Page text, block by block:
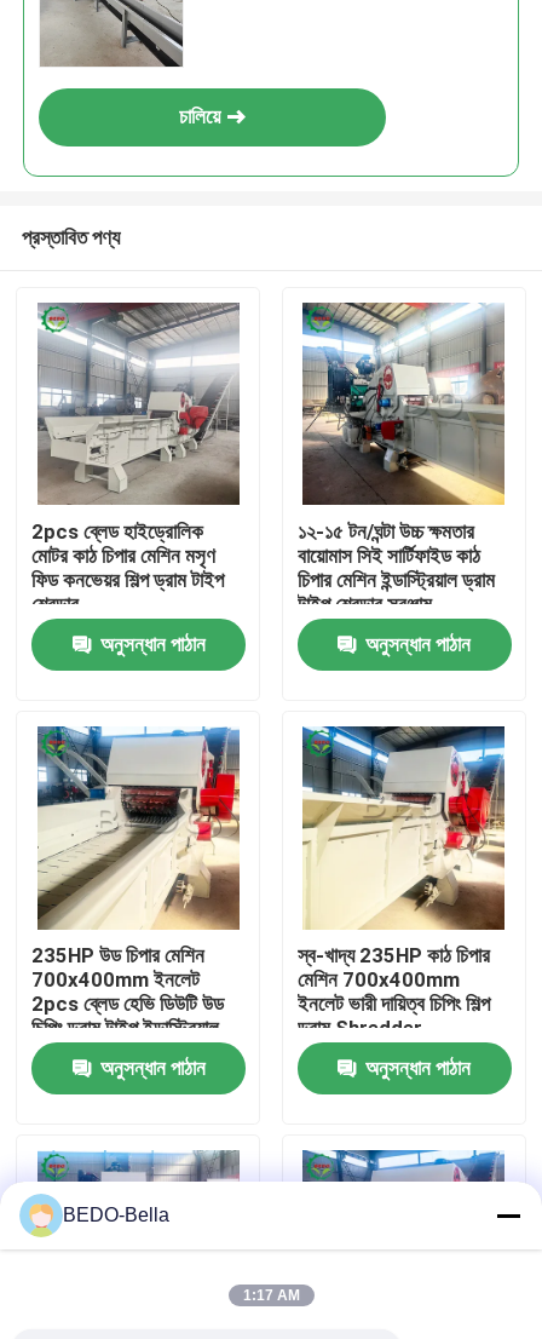
আমাদের সম্পর্কে
কারখানা ভ্রমণ
মান নিয়ন্ত্রণ
আমাদের সাথে যোগাযোগ
খবর
কাঠ চিপার মেশিন
কাঠ পেষণকারী মেশিন
চালিয়ে
প্রস্তাবিত পণ্য
2pcs ব্লেড হাইড্রোলিক
মোটর কাঠ চিপার মেশিন মসৃণ
ফিড কনভেয়র শিল্প ড্রাম টাইপ
শ্রেডার
অনুসন্ধান পাঠান
১২-১৫ টন/ঘন্টা উচ্চ ক্ষমতার
বায়োমাস সিই সার্টিফাইড কাঠ
চিপার মেশিন ইন্ডাস্ট্রিয়াল ড্রাম
টাইপ শ্রেডার সরঞ্জাম
অনুসন্ধান পাঠান
235HP উড চিপার মেশিন
700x400mm ইনলেট
2pcs ব্লেড হেভি ডিউটি ​​উড
চিপিং ড্রাম টাইপ ইন্ডাস্ট্রিয়াল
শ্রেডার
অনুসন্ধান পাঠান
স্ব-খাদ্য 235HP কাঠ চিপার
মেশিন 700x400mm
ইনলেট ভারী দায়িত্ব চিপিং শিল্প
ড্রাম Shredder
অনুসন্ধান পাঠান
BEDO-Bella
1:17 AM